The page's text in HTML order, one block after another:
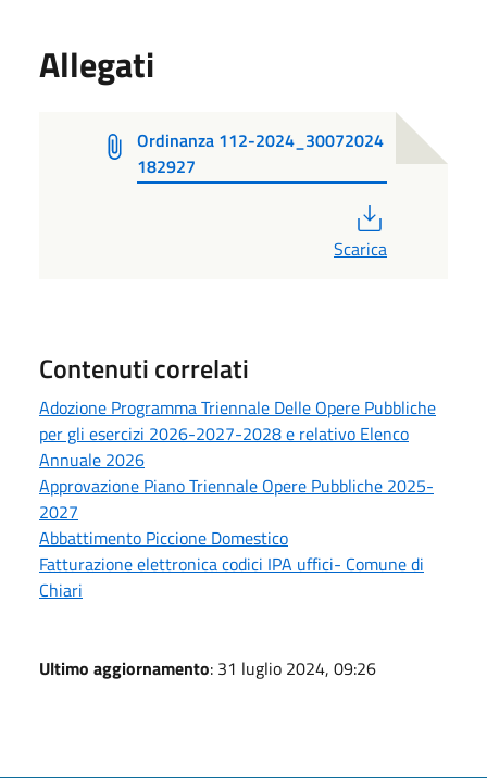
Allegati
Ordinanza 112-2024_30072024
182927
Scarica
Contenuti correlati
Adozione Programma Triennale Delle Opere Pubbliche
per gli esercizi 2026-2027-2028 e relativo Elenco
Annuale 2026
Approvazione Piano Triennale Opere Pubbliche 2025-
2027
Abbattimento Piccione Domestico
Fatturazione elettronica codici IPA uffici- Comune di
Chiari
Ultimo aggiornamento: 31 luglio 2024, 09:26